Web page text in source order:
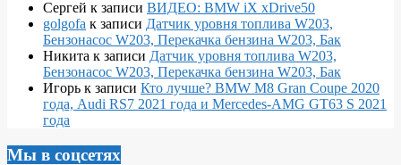
Сергей к записи ВИДЕО: BMW iX xDrive50
golgofa к записи Датчик уровня топлива W203,
Бензонасос W203, Перекачка бензина W203, Бак
Никита к записи Датчик уровня топлива W203,
Бензонасос W203, Перекачка бензина W203, Бак
Игорь к записи Кто лучше? BMW M8 Gran Coupe 2020
года, Audi RS7 2021 года и Mercedes-AMG GT63 S 2021
года
Мы в соцсетях